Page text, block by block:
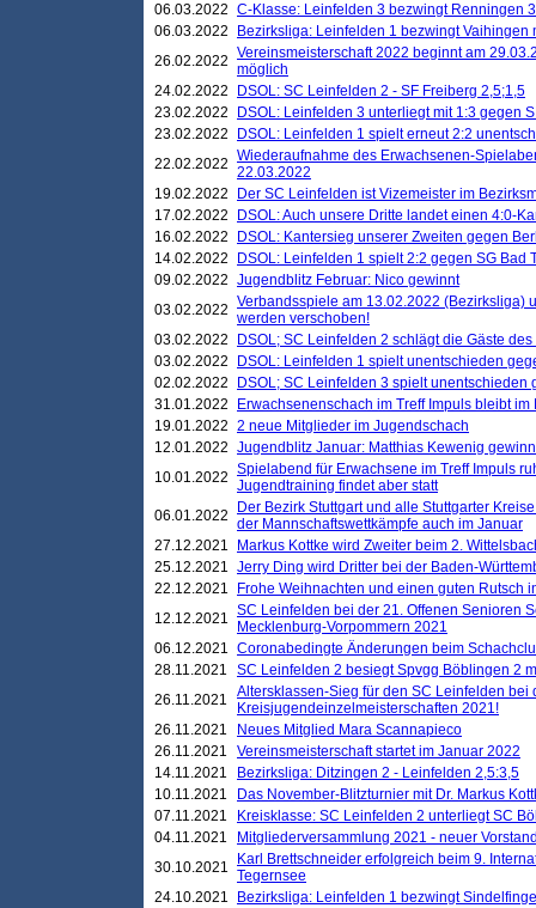
06.03.2022 C-Klasse: Leinfelden 3 bezwingt Renningen
06.03.2022
Bezirksliga: Leinfelden 1 bezwingt Vaihingen
26.02.2022 Vereinsmeisterschaft 2022 beginnt am
möglich
24.02.2022
DSOL: SC Leinfelden 2 - SF Freiberg 2,5;1,5
23.02.2022
DSOL: Leinfelden 3 unterliegt mit 1:3 gegen
23.02.2022
DSOL: Leinfelden 1 spielt erneut 2:2
22.02.2022 Wiederaufnahme des Erwachsenen-
22.03.2022
19.02.2022
Der SC Leinfelden ist Vizemeister im
17.02.2022
DSOL: Auch unsere Dritte landet einen 4:0-
16.02.2022
DSOL: Kantersieg unserer Zweiten gegen
14.02.2022
DSOL: Leinfelden 1 spielt 2:2 gegen SG Bad
09.02.2022 Jugendblitz Februar: Nico gewinnt
03.02.2022 Verbandsspiele am 13.02.2022 (Bezirksliga)
werden verschoben!
03.02.2022
DSOL; SC Leinfelden 2 schlägt die Gäste
03.02.2022
DSOL: Leinfelden 1 spielt unentschieden
02.02.2022
DSOL; SC Leinfelden 3 spielt unentschieden
31.01.2022
Erwachsenenschach im Treff Impuls bleibt
19.01.2022 2 neue Mitglieder im Jugendschach
12.01.2022 Jugendblitz Januar: Matthias Kewenig
10.01.2022 Spielabend für Erwachsene im Treff Impuls
Jugendtraining findet aber statt
06.01.2022
Der Bezirk Stuttgart und alle Stuttgarter
der Mannschaftswettkämpfe auch im Januar
27.12.2021
Markus Kottke wird Zweiter beim 2.
25.12.2021 Jerry Ding wird Dritter bei der Baden-
22.12.2021
Frohe Weihnachten und einen guten Rutsch
12.12.2021 SC Leinfelden bei der 21. Offenen Senioren
Mecklenburg-Vorpommern 2021
06.12.2021 Coronabedingte Änderungen beim
28.11.2021
SC Leinfelden 2 besiegt Spvgg Böblingen 2
26.11.2021
Altersklassen-Sieg für den SC Leinfelden bei
Kreisjugendeinzelmeisterschaften 2021!
26.11.2021
Neues Mitglied Mara Scannapieco
26.11.2021
Vereinsmeisterschaft startet im Januar 2022
14.11.2021
Bezirksliga: Ditzingen 2 - Leinfelden 2,5:3,5
10.11.2021
Das November-Blitzturnier mit Dr. Markus
07.11.2021
Kreisklasse: SC Leinfelden 2 unterliegt SC
04.11.2021
Mitgliederversammlung 2021 - neuer
30.10.2021
Karl Brettschneider erfolgreich beim 9.
Tegernsee
24.10.2021
Bezirksliga: Leinfelden 1 bezwingt